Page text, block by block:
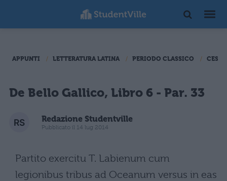
APPUNTI LETTERATURA LATINA PERIODO CLASSICO
De Bello Gallico, Libro 6 - Par. 33
Redazione Studentville
Pubblicato il 14 lug 2014
Partito exercitu T. Labienum cum
legionibus tribus ad Oceanum versus in eas